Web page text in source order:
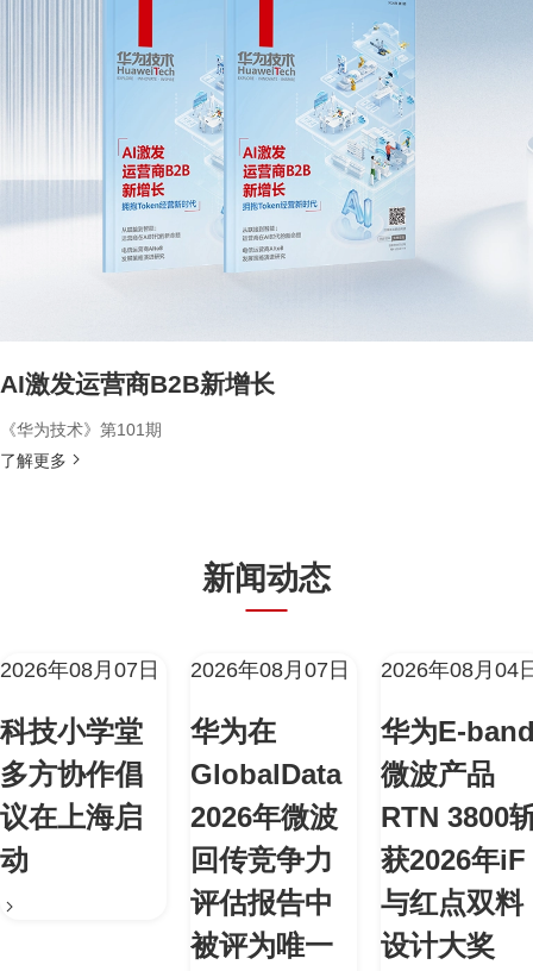
AI激发运营商B2B新增长
《华为技术》第101期
了解更多
新闻动态
2026年08月07日
科技小学堂
多方协作倡
议在上海启
动
2026年08月07日
华为在
GlobalData
2026年微波
回传竞争力
评估报告中
被评为唯一
2026年08月04
华为E-
微波产品
RTN 3800
获2026年iF
与红点双料
设计大奖